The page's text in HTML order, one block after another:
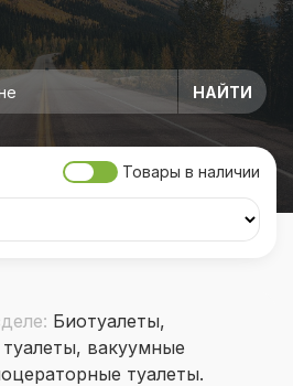
Товары в наличии
Биотуалеты,
вакуумные
туалеты.